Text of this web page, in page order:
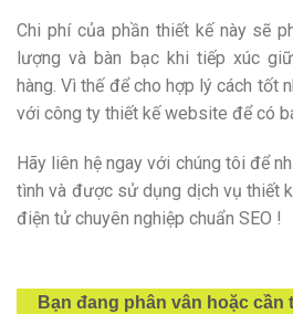
Chi phí của phần thiết kế này sẽ
lượng và bàn bạc khi tiếp xúc
hàng. Vì thế để cho hợp lý cách tốt
với công ty thiết kế website để có
Hãy liên hệ ngay với chúng tôi để
tình và được sử dụng dịch vụ thiết
điện tử chuyên nghiệp chuẩn SEO !
Bạn đang phân vân hoặc cần